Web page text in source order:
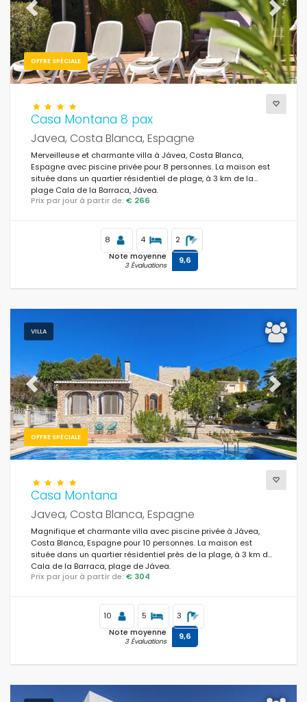
OFFRE SPÉCIALE
Previous Next
Casa Montana 8 pax
Javea, Costa Blanca, Espagne
Merveilleuse et charmante villa à Jávea, Costa Blanca,
Espagne avec piscine privée pour 8 personnes. La maison est
située dans un quartier résidentiel de plage, à 3 km de la
plage Cala de la Barraca, Jávea.
Prix par jour à partir de: € 266
8 4 2
Note moyenne
3 Évaluations 9,6
VILLA
OFFRE SPÉCIALE
Previous Next
Casa Montana
Javea, Costa Blanca, Espagne
Magnifique et charmante villa avec piscine privée à Jávea,
Costa Blanca, Espagne pour 10 personnes. La maison est
située dans un quartier résidentiel près de la plage, à 3 km de
Cala de la Barraca, plage de Jávea.
Prix par jour à partir de: € 304
10 5 3
Note moyenne
3 Évaluations 9,6